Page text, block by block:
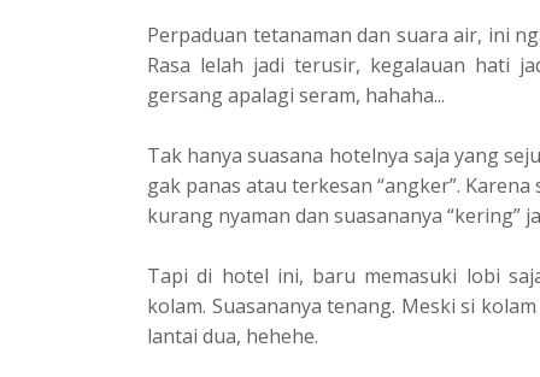
Perpaduan tetanaman dan suara air, ini
Rasa lelah jadi terusir, kegalauan hati
gersang apalagi seram, hahaha...
Tak hanya suasana hotelnya saja yang
gak panas atau terkesan “angker”.
kurang nyaman dan suasananya “kering”
Tapi di hotel ini, baru memasuki lobi
kolam. Suasananya tenang. Meski si
lantai dua, hehehe.